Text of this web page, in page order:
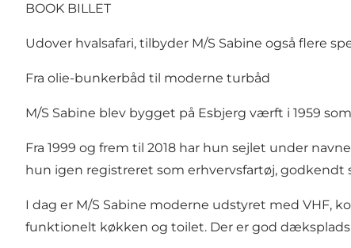
BOOK BILLET
Udover hvalsafari, tilbyder M/S Sabine også flere
Fra olie-bunkerbåd til moderne turbåd
M/S Sabine blev bygget på Esbjerg værft i 1959
Fra 1999 og frem til 2018 har hun sejlet under
hun igen registreret som erhvervsfartøj, godkendt
I dag er M/S Sabine moderne udstyret med VHF,
funktionelt køkken og toilet. Der er god